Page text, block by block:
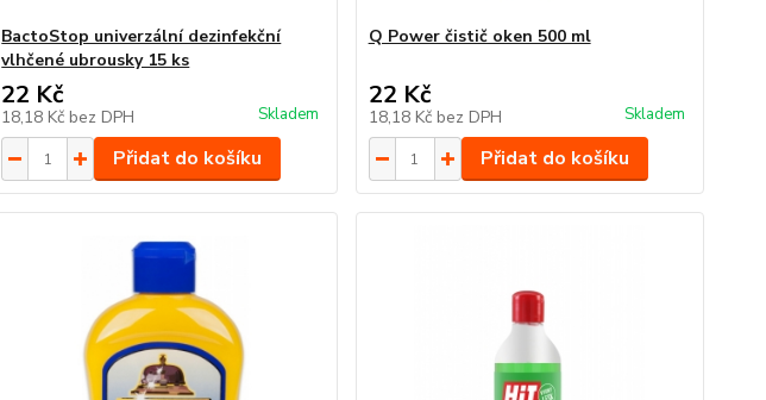
BactoStop univerzální dezinfekční
vlhčené ubrousky 15 ks
22 Kč
18,18 Kč bez DPH Skladem
Přidat do košíku
Q Power čistič oken 500 ml
22 Kč
18,18 Kč bez DPH Skladem
Přidat do košíku